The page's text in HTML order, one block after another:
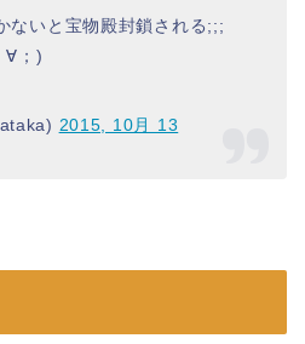
ないと宝物殿封鎖される;;;
∀；)
2015, 10月 13